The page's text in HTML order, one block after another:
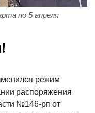
по 5 апреля
режим
распоряжения
№146-рп от